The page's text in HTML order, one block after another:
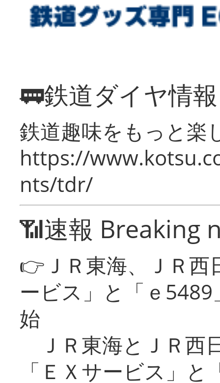
🚃鉄道ダイヤ情
鉄道趣味をもっと楽
https://
nts/tdr/
📶速報 Breaking
👉ＪＲ東海、ＪＲ
ービス」と「ｅ
始
ＪＲ東海とＪＲ西
「ＥＸサービス」